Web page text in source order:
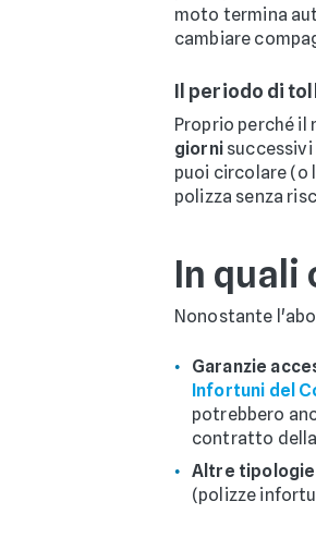
moto termina
cambiare
Il periodo di
Proprio perché il
giornisuccessivi
puoi circolare (o
polizza senza
In quali
Nonostante
Garanzie
Infortuni del
potrebbero
contratto della
Altre tipologie
(polizze